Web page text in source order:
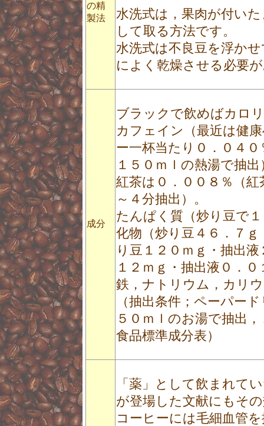
の精
製法
水洗式は，果肉が付い
して取る方法です。
水洗式は不良豆を浮か
によく乾燥させる必要
成分
ブラックで飲めばカロ
カフェイン（最近は健
ー一杯当たり０．０４
１５０ｍｌの熱湯で抽
紅茶は０．００８％（
～４分抽出）。
たんぱく質（炒り豆で
化物（炒り豆４６．７
り豆１２０ｍｇ・抽出
１２ｍｇ・抽出液０．
鉄，ナトリウム，カリ
（抽出条件；ペーパー
５０ｍｌのお湯で抽出
食品標準成分表）
「薬」として飲まれて
が登場した文献にもそ
コーヒーには毛細血管